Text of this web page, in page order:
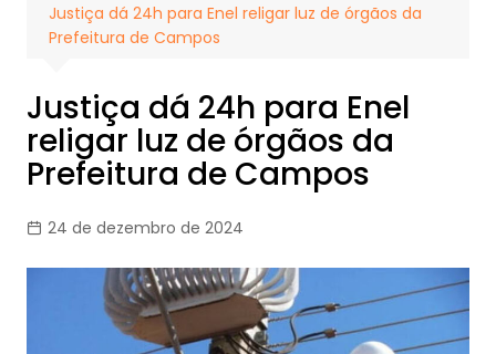
Justiça dá 24h para Enel religar luz de órgãos da
Prefeitura de Campos
Justiça dá 24h para Enel
religar luz de órgãos da
Prefeitura de Campos
24 de dezembro de 2024